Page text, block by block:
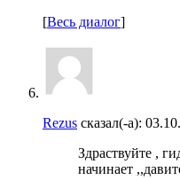
[Весь диалог]
Rezus сказал(-а):
Здраствуйте ,
начинает